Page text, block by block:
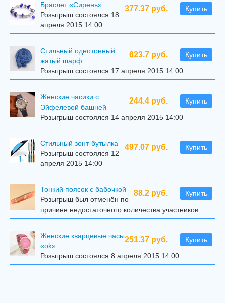
377.37 руб. Купить
Браслет «Сирень»
Розыгрыш состоялся 18
апреля 2015 14:00
623.7 руб. Купить
Стильный однотонный
жатый шарф
Розыгрыш состоялся 17 апреля 2015 14:00
244.4 руб. Купить
Женские часики с
Эйфелевой башней
Розыгрыш состоялся 14 апреля 2015 14:00
497.07 руб. Купить
Стильный зонт-бутылка
Розыгрыш состоялся 12
апреля 2015 14:00
88.2 руб. Купить
Тонкий поясок с бабочкой
Розыгрыш был отменён по
причине недостаточного количества участников
251.37 руб. Купить
Женские кварцевые часы
«ok»
Розыгрыш состоялся 8 апреля 2015 14:00